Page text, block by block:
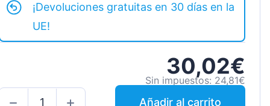
¡Devoluciones gratuitas en 30 días en la
UE!
30,02€
Sin impuestos: 24,81€
Añadir al carrito